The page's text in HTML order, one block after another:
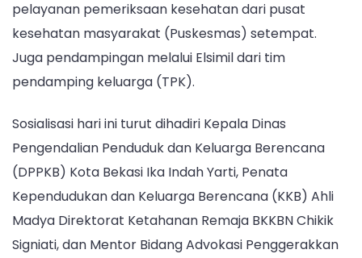
pelayanan pemeriksaan kesehatan dari pusat
kesehatan masyarakat (Puskesmas) setempat.
Juga pendampingan melalui Elsimil dari tim
pendamping keluarga (TPK).
Sosialisasi hari ini turut dihadiri Kepala Dinas
Pengendalian Penduduk dan Keluarga Berencana
(DPPKB) Kota Bekasi Ika Indah Yarti, Penata
Kependudukan dan Keluarga Berencana (KKB) Ahli
Madya Direktorat Ketahanan Remaja BKKBN Chikik
Signiati, dan Mentor Bidang Advokasi Penggerakkan